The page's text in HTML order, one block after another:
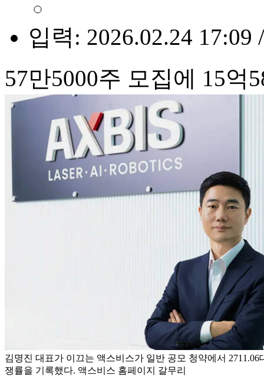
입력: 2026.02.24 17:09
57만5000주 모집에 15억
김명진 대표가 이끄는 액스비스가 일반 공모 청약에서 2711.06
쟁률을 기록했다. 액스비스 홈페이지 갈무리